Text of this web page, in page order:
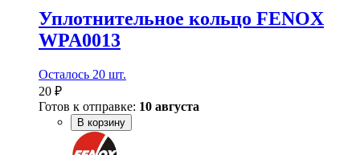
Уплотнительное кольцо FENOX
WPA0013
Осталось 20 шт.
20 ₽
Готов к отправке: 10 августа
В корзину